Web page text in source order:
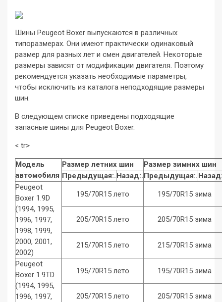
Шины Peugeot Boxer выпускаются в различных
типоразмерах. Они имеют практически одинаковый
размер для разных лет и смен двигателей. Некоторые
размеры зависят от модификации двигателя. Поэтому
рекомендуется указать необходимые параметры,
чтобы исключить из каталога неподходящие размеры
шин.
В следующем списке приведены подходящие
запасные шины для Peugeot Boxer.
< tr>
Модель
автомобиля
Размер летних шин
Размер зимних шин
Предыдущая:.Назад:.Предыдущая:.
Peugeot
Boxer 1.9D
(1994, 1995,
1996, 1997,
1998, 1999,
2000, 2001,
2002)
195/70R15 лето 195/70R15 зима
205/70R15 лето 205/70R15 зима
215/70R15 лето 215/70R15 зима
Peugeot
Boxer 1.9TD
(1994, 1995,
1996, 1997,
195/70R15 лето 195/70R15 зима
205/70R15 лето 205/70R15 зима